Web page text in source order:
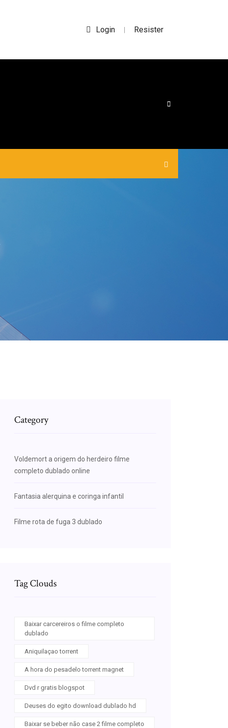
Login | Resister
Category
Voldemort a origem do herdeiro filme
completo dublado online
Fantasia alerquina e coringa infantil
Filme rota de fuga 3 dublado
Tag Clouds
Baixar carcereiros o filme completo
dublado
Aniquilaçao torrent
A hora do pesadelo torrent magnet
Dvd r gratis blogspot
Deuses do egito download dublado hd
Baixar se beber não case 2 filme completo